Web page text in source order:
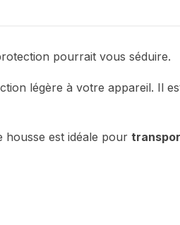
pourrait vous séduire.
légère à votre appareil. Il
housse est idéale pour